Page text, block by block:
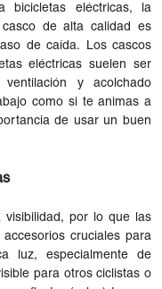
bicicletas eléctricas, la
de alta calidad es
de caída. Los cascos
eléctricas suelen ser
y acolchado
como si te animas a
de usar un buen
visibilidad, por lo que las
cruciales para
luz, especialmente de
para otros ciclistas o